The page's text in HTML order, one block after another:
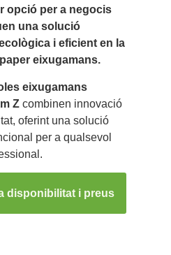
opció per a negocis
una solució
i eficient en la
eixugamans.
eixugamans
Zcombinen innovació
oferint una solució
per a qualsevol
disponibilitat i preus